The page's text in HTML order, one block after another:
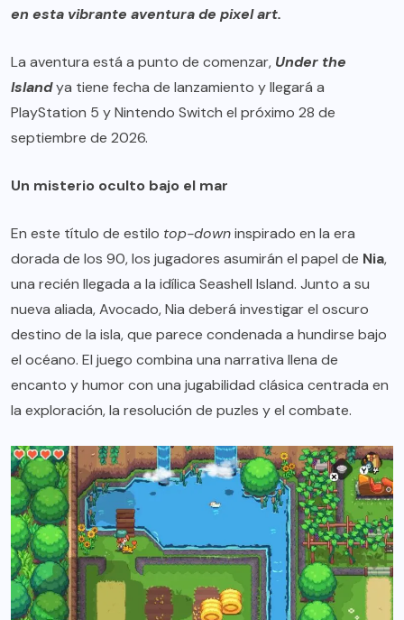
en esta vibrante aventura de pixel art.
La aventura está a punto de comenzar, Under the
Islandya tiene fecha de lanzamiento y llegará a
PlayStation 5 y Nintendo Switch el próximo 28 de
septiembre de 2026.
Un misterio oculto bajo el mar
En este título de estilo top-downinspirado en la era
dorada de los 90, los jugadores asumirán el papel de Nia,
una recién llegada a la idílica Seashell Island. Junto a su
nueva aliada, Avocado, Nia deberá investigar el oscuro
destino de la isla, que parece condenada a hundirse bajo
el océano. El juego combina una narrativa llena de
encanto y humor con una jugabilidad clásica centrada en
la exploración, la resolución de puzles y el combate.